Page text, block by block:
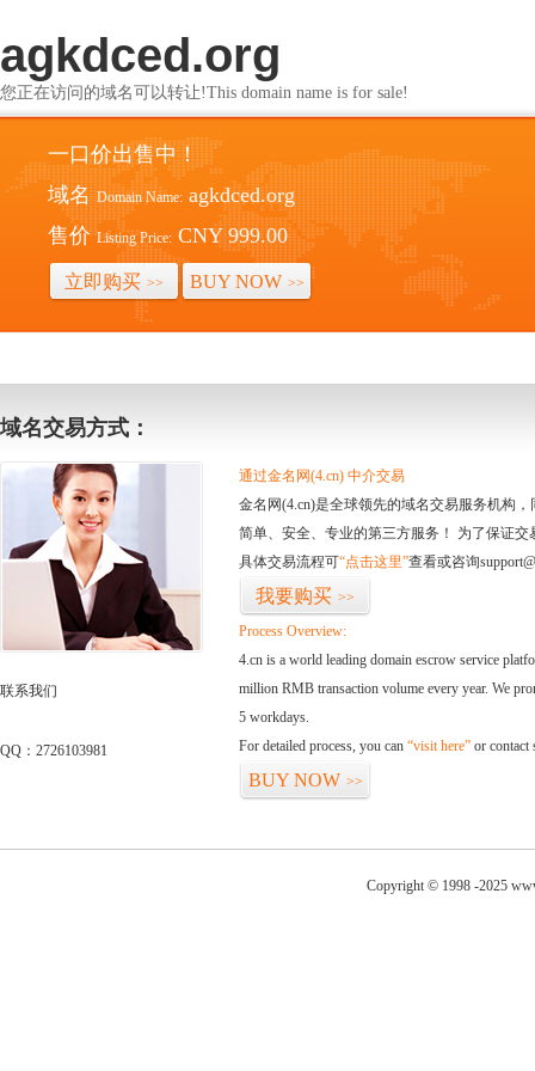
agkdced.org
您正在访问的域名可以转让!This domain name is for sale!
一口价出售中！
域名 Domain Name: agkdced.org
售价 Listing Price: CNY 999.00
立即购买 >> BUY NOW >>
域名交易方式：
联系我们
QQ：2726103981
通过金名网(4.cn) 中介交易
金名网(4.cn)是全球领先的域名交易服务机构
简单、安全、专业的第三方服务！ 为了保证
具体交易流程可“点击这里”查看或咨询
我要购买 >>
Process Overview:
4.cn is a world leading domain escrow service
million RMB transaction volume every year. We
5 workdays.
For detailed process, you can “visit here” or contact
BUY NOW >>
Copyright © 1998 -2025